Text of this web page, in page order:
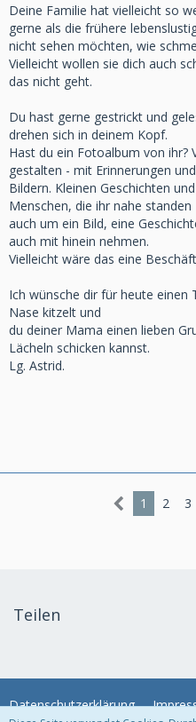
Deine Familie hat vielleicht so
gerne als die frühere
nicht sehen möchten, wie
Vielleicht wollen sie dich auch
das nicht geht.
Du hast gerne gestrickt und
drehen sich in deinem Kopf.
Hast du ein Fotoalbum von ihr?
gestalten - mit Erinnerungen und
Bildern. Kleinen Geschichten
Menschen, die ihr nahe standen
auch um ein Bild, eine
auch mit hinein nehmen.
Vielleicht wäre das eine
Ich wünsche dir für heute einen
Nase kitzelt und
du deiner Mama einen lieben
Lächeln schicken kannst.
Lg. Astrid.
1 2 3
Teilen
Datenschutzerklärung